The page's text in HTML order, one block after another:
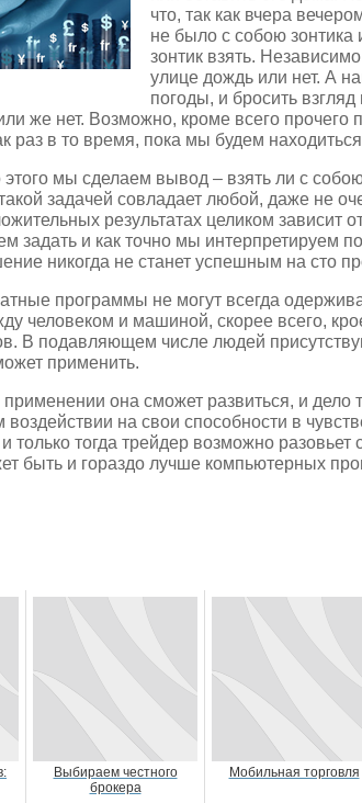
что, так как вчера
не было с собою
зонтик взять.
улице дождь или нет. А
погоды, и бросить
же нет. Возможно, кроме всего прочего
раз в то время, пока мы будем
этого мы сделаем вывод – взять ли с
такой задачей совладает любой, даже не
результатах целиком зависит
задать и как точно мы интерпретируем
никогда не станет успешным на сто
программы не могут всегда
человеком и машиной, скорее всего,
В подавляющем числе людей
применить.
она сможет развиться, и дело
на свои способности в
только тогда трейдер возможно
быть и гораздо лучше компьютерных
Выбираем честного
брокера
Мобильная торговля